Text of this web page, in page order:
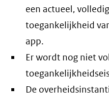
een actueel,
toegankelijkheid
app.
Er wordt nog niet
De